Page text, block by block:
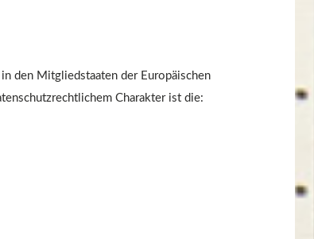
den Mitgliedstaaten der Europäischen
Charakter ist die: